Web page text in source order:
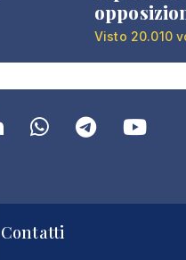
Visto 20.010
Contatti